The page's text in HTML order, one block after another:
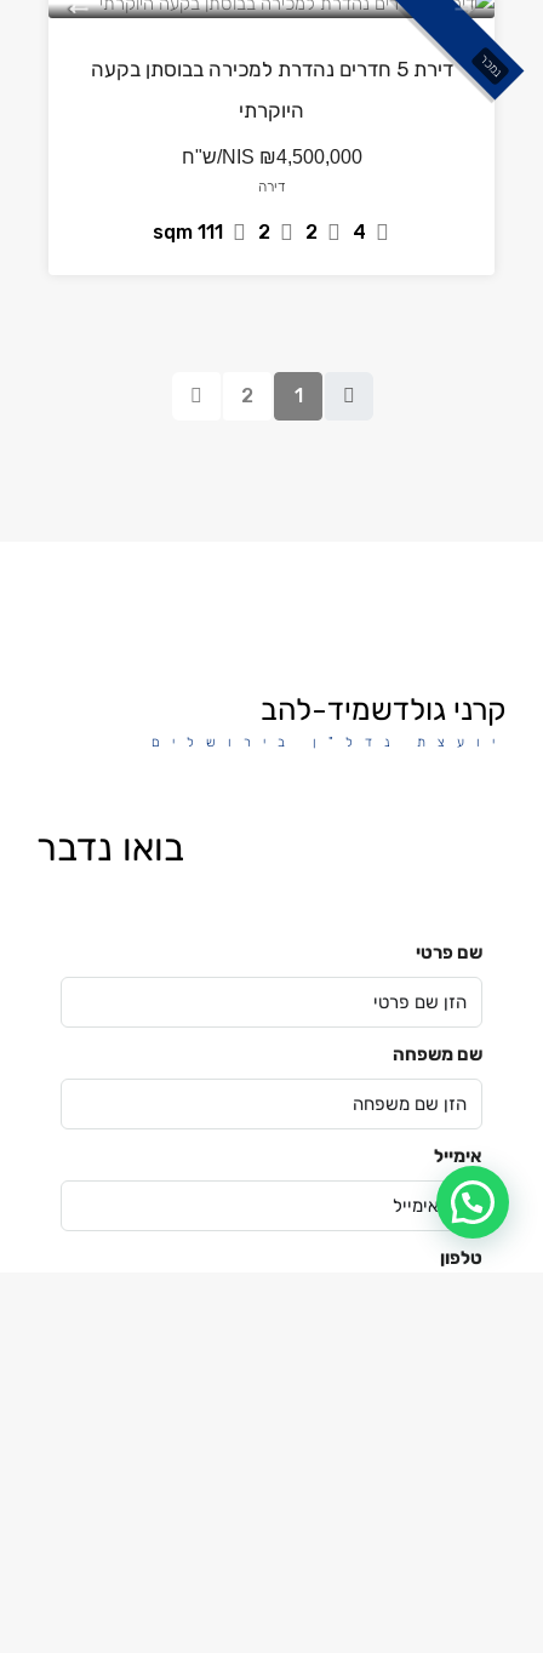
נמכר
דירת 5 חדרים נהדרת למכירה בבוסתן בקעה
היוקרתי
NIS ₪4,500,000/ש"ח
דירה
4
2
2
111
sqm
1
2
קרני גולדשמיד-להב
יועצת נדל"ן בירושלים
בואו נדבר
שם פרטי
שם משפחה
אימייל
טלפון